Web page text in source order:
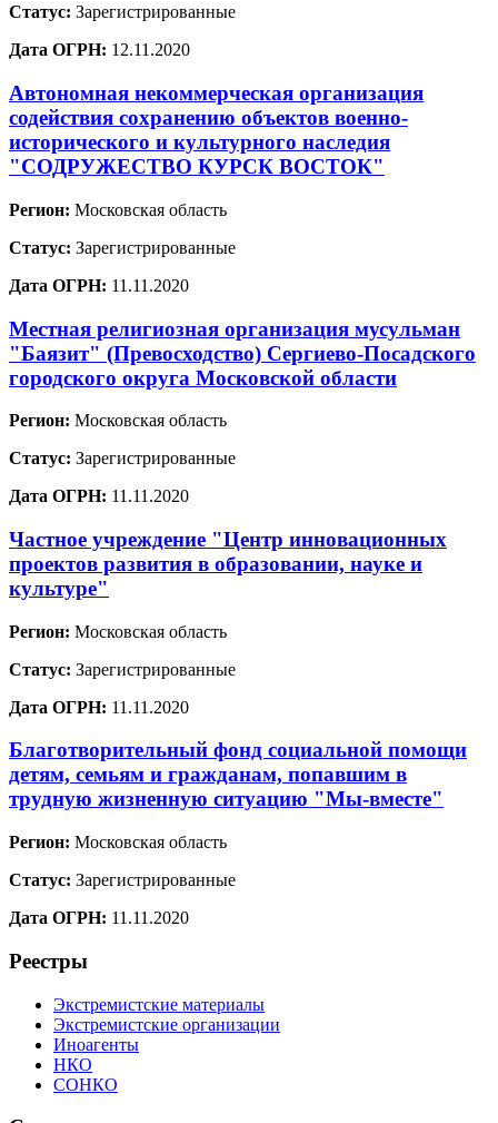
Статус: Зарегистрированные
Дата ОГРН: 12.11.2020
Автономная некоммерческая организация
содействия сохранению объектов военно-
исторического и культурного наследия
"СОДРУЖЕСТВО КУРСК ВОСТОК"
Регион: Московская область
Статус: Зарегистрированные
Дата ОГРН: 11.11.2020
Местная религиозная организация мусульман
"Баязит" (Превосходство) Сергиево-Посадского
городского округа Московской области
Регион: Московская область
Статус: Зарегистрированные
Дата ОГРН: 11.11.2020
Частное учреждение "Центр инновационных
проектов развития в образовании, науке и
культуре"
Регион: Московская область
Статус: Зарегистрированные
Дата ОГРН: 11.11.2020
Благотворительный фонд социальной помощи
детям, семьям и гражданам, попавшим в
трудную жизненную ситуацию "Мы-вместе"
Регион: Московская область
Статус: Зарегистрированные
Дата ОГРН: 11.11.2020
Реестры
Экстремистские материалы
Экстремистские организации
Иноагенты
НКО
СОНКО